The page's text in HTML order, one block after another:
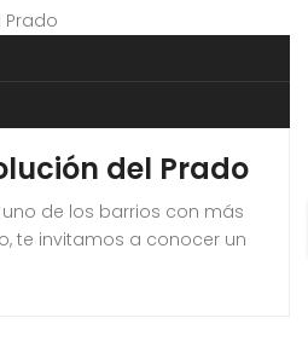
del Prado
uno de los barrios con más
te invitamos a conocer un